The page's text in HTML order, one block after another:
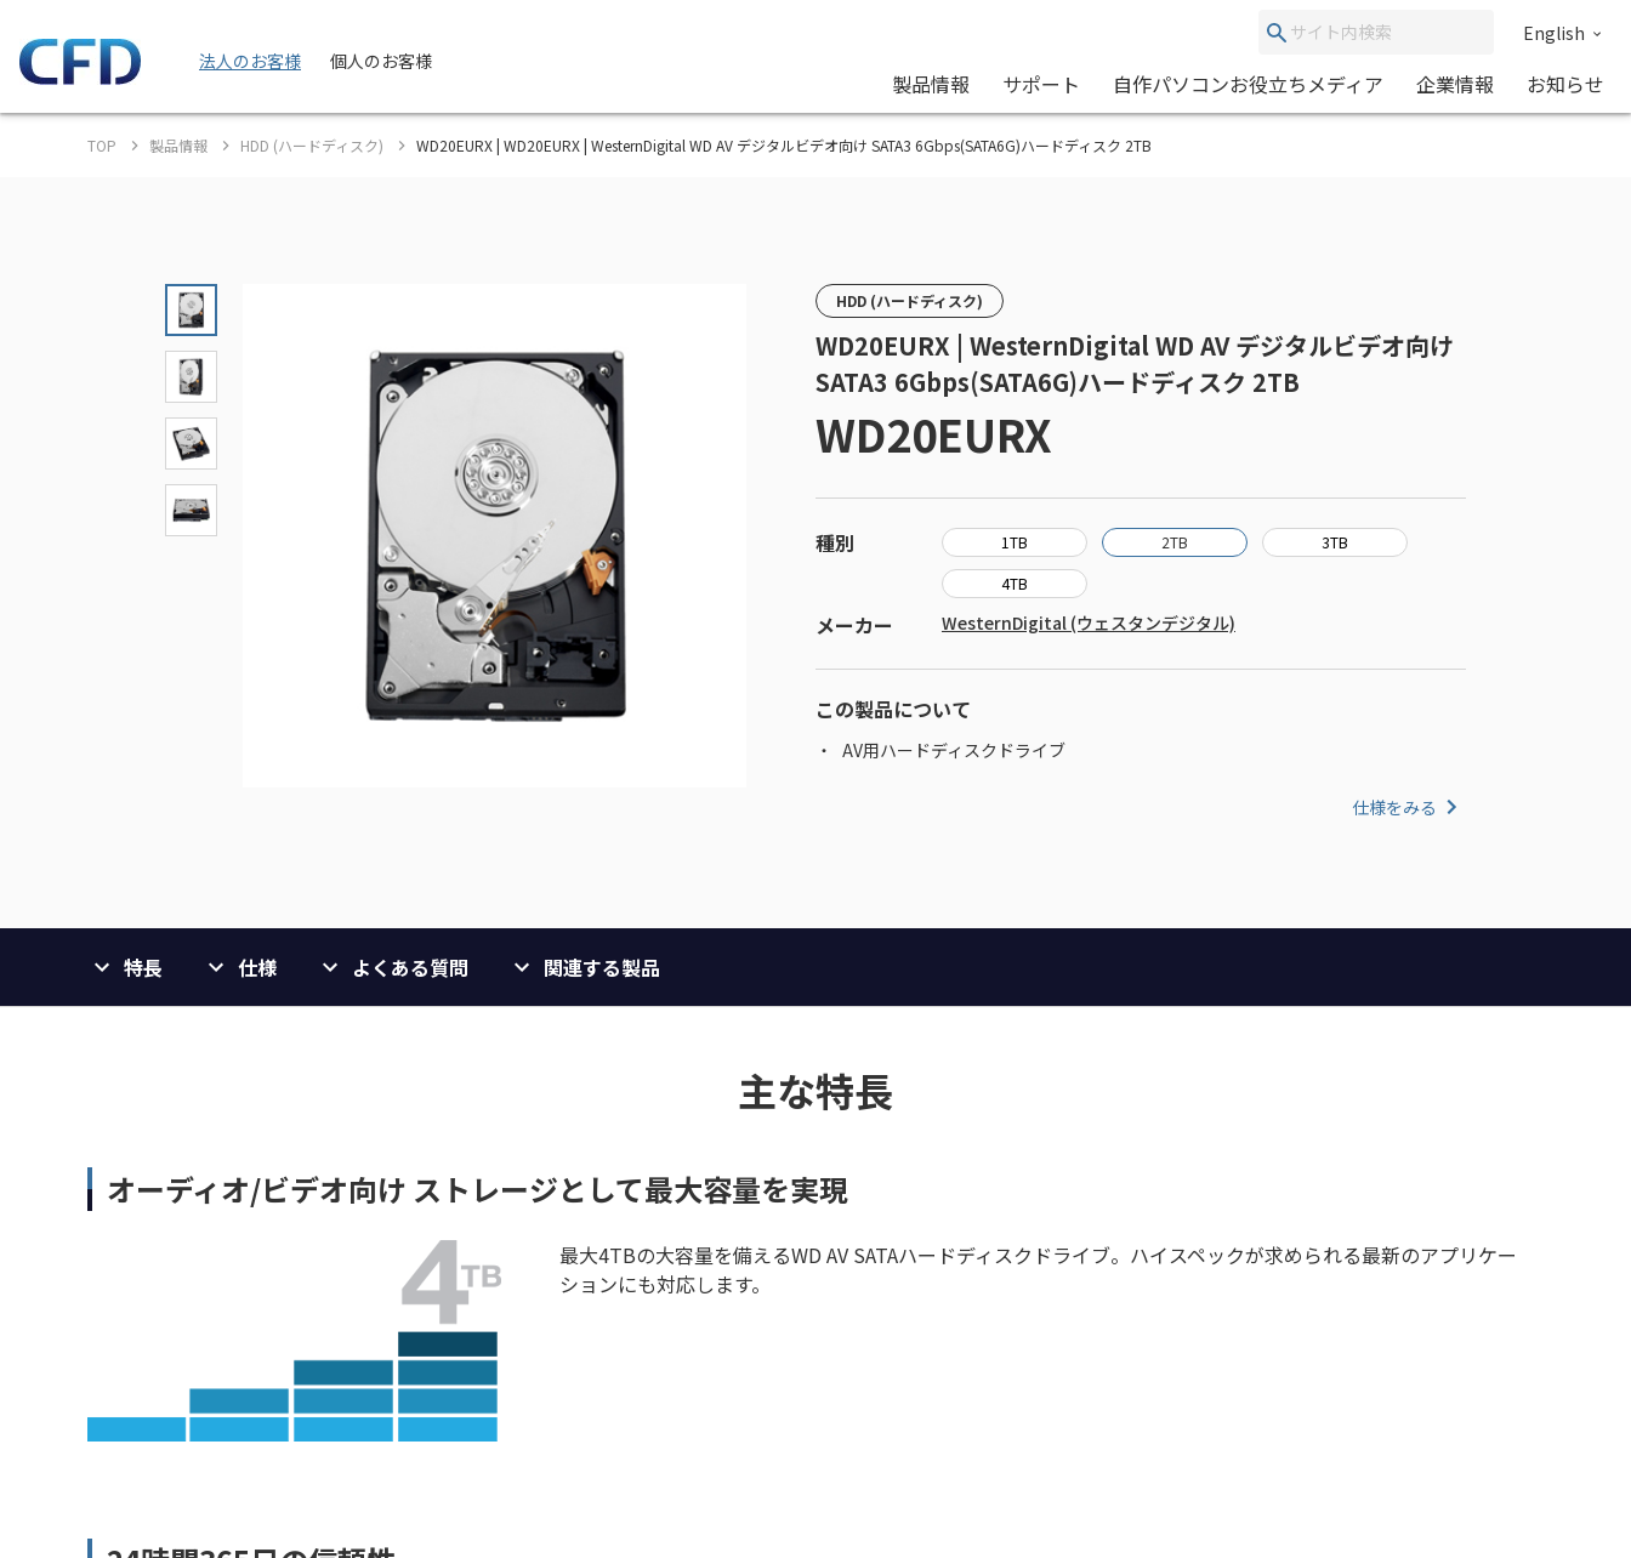
法人のお客様 個人のお客様
English
製品情報 サポート 自作パソコンお役立ちメディア 企業情報 お知らせ
TOP 製品情報 HDD (ハードディスク) WD20EURX | WD20EURX | WesternDigital WD AV デジタルビデオ向け SATA3 6Gbps(SATA6G)ハードディスク 2TB
HDD (ハードディスク)
WD20EURX | WesternDigital WD AV デジタルビデオ向け
SATA3 6Gbps(SATA6G)ハードディスク 2TB
WD20EURX
種別 1TB 2TB
3TB
4TB
メーカー WesternDigital (ウェスタンデジタル)
この製品について
AV用ハードディスクドライブ
仕様をみる
特長 仕様 よくある質問 関連する製品
主な特長
オーディオ/ビデオ向け ストレージとして最大容量を実現
最大4TBの大容量を備えるWD AV SATAハードディスクドライブ。ハイスペックが求められる最新のアプリケー
ションにも対応します。